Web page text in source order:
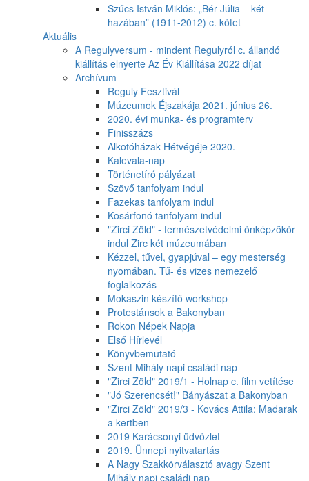
Szűcs István Miklós: „Bér Júlia – két
hazában” (1911-2012) c. kötet
Aktuális
A Regulyversum - mindent Regulyról c. állandó
kiállítás elnyerte Az Év Kiállítása 2022 díjat
Archívum
Reguly Fesztivál
Múzeumok Éjszakája 2021. június 26.
2020. évi munka- és programterv
Finisszázs
Alkotóházak Hétvégéje 2020.
Kalevala-nap
Történetíró pályázat
Szövő tanfolyam indul
Fazekas tanfolyam indul
Kosárfonó tanfolyam indul
"Zirci Zöld" - természetvédelmi önképzőkör
indul Zirc két múzeumában
Kézzel, tűvel, gyapjúval – egy mesterség
nyomában. Tű- és vizes nemezelő
foglalkozás
Mokaszin készítő workshop
Protestánsok a Bakonyban
Rokon Népek Napja
Első Hírlevél
Könyvbemutató
Szent Mihály napi családi nap
"Zirci Zöld" 2019/1 - Holnap c. film vetítése
"Jó Szerencsét!" Bányászat a Bakonyban
"Zirci Zöld" 2019/3 - Kovács Attila: Madarak
a kertben
2019 Karácsonyi üdvözlet
2019. Ünnepi nyitvatartás
A Nagy Szakkörválasztó avagy Szent
Mihály napi családi nap